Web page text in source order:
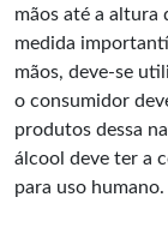
mãos até a altura
medida
mãos, deve-se
o consumidor
produtos dessa
álcool deve ter a
para uso humano.